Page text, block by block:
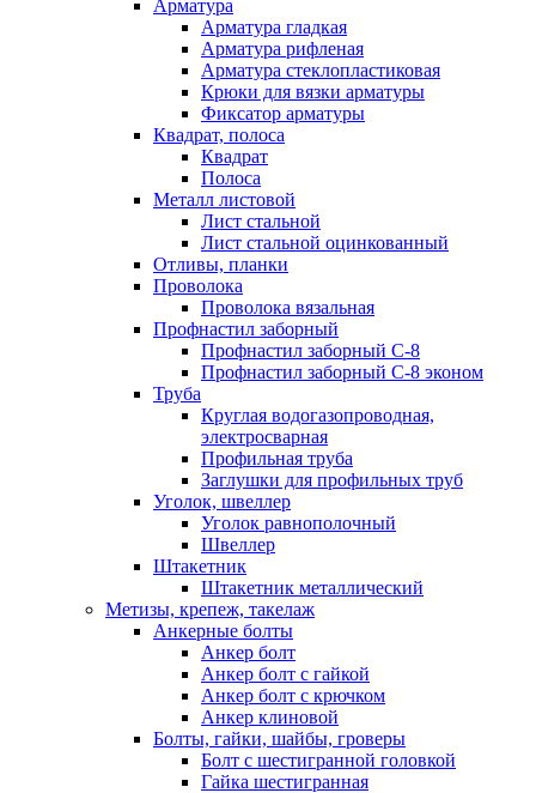
Арматура
Арматура гладкая
Арматура рифленая
Арматура стеклопластиковая
Крюки для вязки арматуры
Фиксатор арматуры
Квадрат, полоса
Квадрат
Полоса
Металл листовой
Лист стальной
Лист стальной оцинкованный
Отливы, планки
Проволока
Проволока вязальная
Профнастил заборный
Профнастил заборный С-8
Профнастил заборный С-8 эконом
Труба
Круглая водогазопроводная,
электросварная
Профильная труба
Заглушки для профильных труб
Уголок, швеллер
Уголок равнополочный
Швеллер
Штакетник
Штакетник металлический
Метизы, крепеж, такелаж
Анкерные болты
Анкер болт
Анкер болт с гайкой
Анкер болт с крючком
Анкер клиновой
Болты, гайки, шайбы, гроверы
Болт c шестигранной головкой
Гайка шестигранная